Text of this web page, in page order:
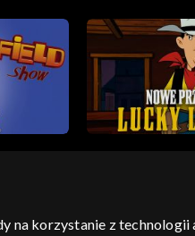
na korzystanie z